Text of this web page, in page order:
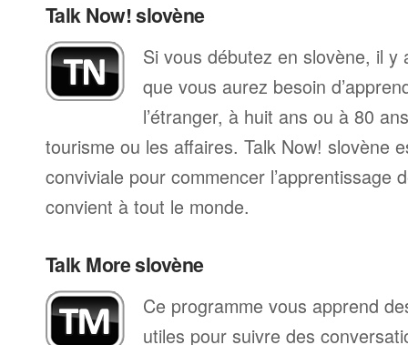
Talk Now! slovène
Si vous débutez en slovène, il y
que vous aurez besoin
l’étranger, à huit ans ou à 80
tourisme ou les affaires. Talk Now! slovène
conviviale pour commencer l’apprentissage
convient à tout le monde.
Talk More slovène
Ce programme vous apprend
utiles pour suivre des